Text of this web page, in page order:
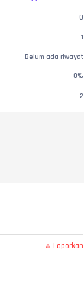
0
1
Belum ada riwayat
0%
2
Laporkan